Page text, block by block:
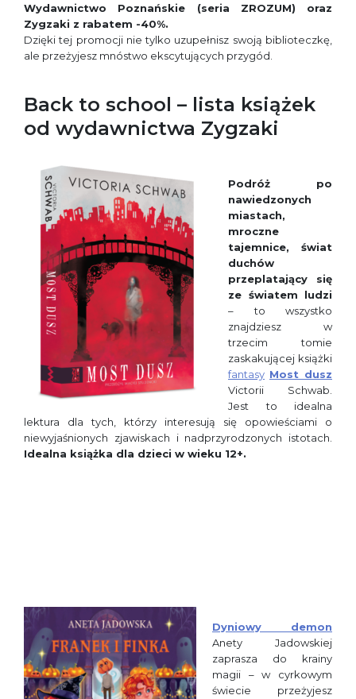
Wydawnictwo Poznańskie (seria ZROZUM) oraz
Zygzaki z rabatem -40%.
Dzięki tej promocji nie tylko uzupełnisz swoją biblioteczkę,
ale przeżyjesz mnóstwo ekscytujących przygód.
Back to school – lista książek
od wydawnictwa Zygzaki
Podróż po
nawiedzonych
miastach,
mroczne
tajemnice, świat
duchów
przeplatający się
ze światem ludzi
– to wszystko
znajdziesz w
trzecim tomie
zaskakującej książki
fantasy Most dusz
Victorii Schwab.
Jest to idealna
lektura dla tych, którzy interesują się opowieściami o
niewyjaśnionych zjawiskach i nadprzyrodzonych istotach.
Idealna książka dla dzieci w wieku 12+.
Dyniowy demon
Anety Jadowskiej
zaprasza do krainy
magii – w cyrkowym
świecie przeżyjesz